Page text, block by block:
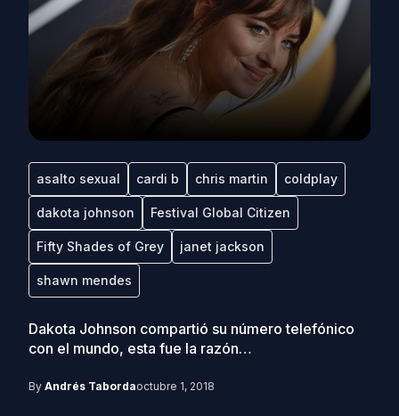
asalto sexual cardi b chris martin coldplay
dakota johnson Festival Global Citizen
Fifty Shades of Grey janet jackson
shawn mendes
Dakota Johnson compartió su número telefónico
con el mundo, esta fue la razón…
By Andrés Tabordaoctubre 1, 2018